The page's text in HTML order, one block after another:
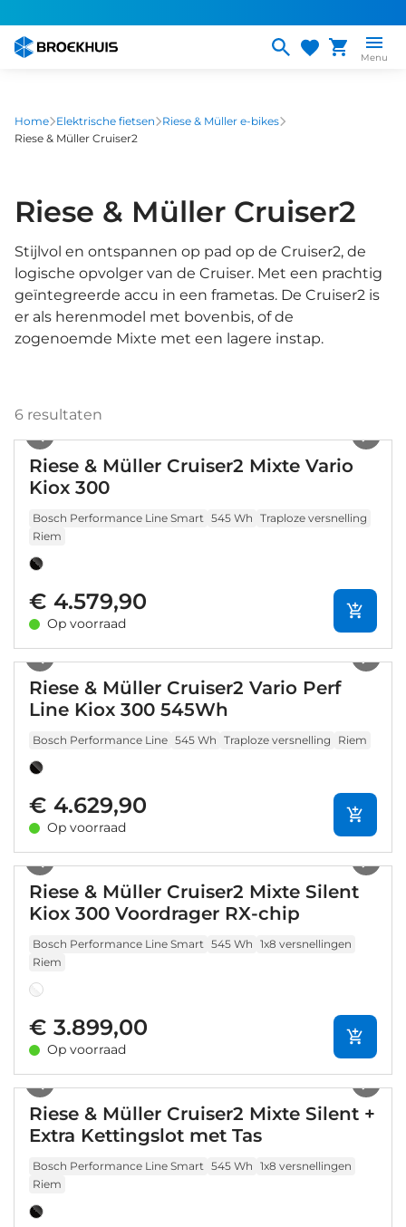
naar
gaan
Menu
Home Elektrische fietsen
Riese & Müller e-bikes
Riese & Müller Cruiser2
Riese & Müller Cruiser2
Stijlvol en ontspannen op pad op de Cruiser2, de
logische opvolger van de Cruiser. Met een prachtig
geïntegreerde accu in een frametas. De Cruiser2 is
er als herenmodel met bovenbis, of de
zogenoemde Mixte met een lagere instap.
6 resultaten
Riese & Müller Cruiser2 Mixte Vario
Kiox 300
Bosch Performance Line Smart 545 Wh Traploze versnelling
Riem
€ 4.579,90
Op voorraad
Riese & Müller Cruiser2 Vario Perf
Line Kiox 300 545Wh
Bosch Performance Line 545 Wh Traploze versnelling Riem
€ 4.629,90
Op voorraad
Riese & Müller Cruiser2 Mixte Silent
Kiox 300 Voordrager RX-chip
Bosch Performance Line Smart 545 Wh 1x8 versnellingen
Riem
€ 3.899,00
Op voorraad
Riese & Müller Cruiser2 Mixte Silent +
Extra Kettingslot met Tas
Bosch Performance Line Smart 545 Wh 1x8 versnellingen
Riem